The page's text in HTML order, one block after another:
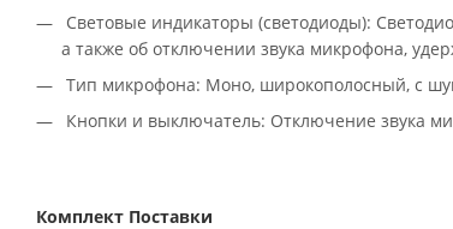
Световые индикаторы (светодиоды):
а также об отключении звука микрофона,
Тип микрофона: Моно, широкополосный, с
Кнопки и выключатель: Отключение звука
Комплект Поставки